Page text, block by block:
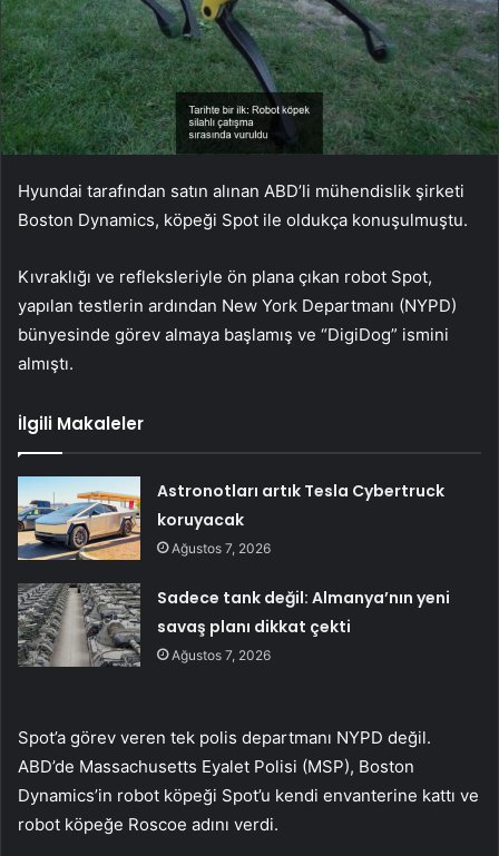
Hyundai tarafından satın alınan ABD’li mühendislik şirketi
Boston Dynamics, köpeği Spot ile oldukça konuşulmuştu.
Kıvraklığı ve refleksleriyle ön plana çıkan robot Spot,
yapılan testlerin ardından New York Departmanı (NYPD)
bünyesinde görev almaya başlamış ve “DigiDog” ismini
almıştı.
İlgili Makaleler
Astronotları artık Tesla Cybertruck
koruyacak
Ağustos 7, 2026
Sadece tank değil: Almanya’nın yeni
savaş planı dikkat çekti
Ağustos 7, 2026
Spot’a görev veren tek polis departmanı NYPD değil.
ABD’de Massachusetts Eyalet Polisi (MSP), Boston
Dynamics’in robot köpeği Spot’u kendi envanterine kattı ve
robot köpeğe Roscoe adını verdi.